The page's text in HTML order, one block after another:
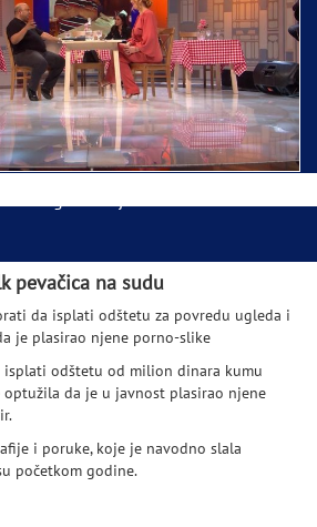
Presvete Bogorodice danas iz
Save
pevačica na sudu
da isplati odštetu za povredu ugleda i
je plasirao njene porno-slike
isplati odštetu od milion dinara kumu
optužila da je u javnost plasirao njene
i poruke, koje je navodno slala
početkom godine.